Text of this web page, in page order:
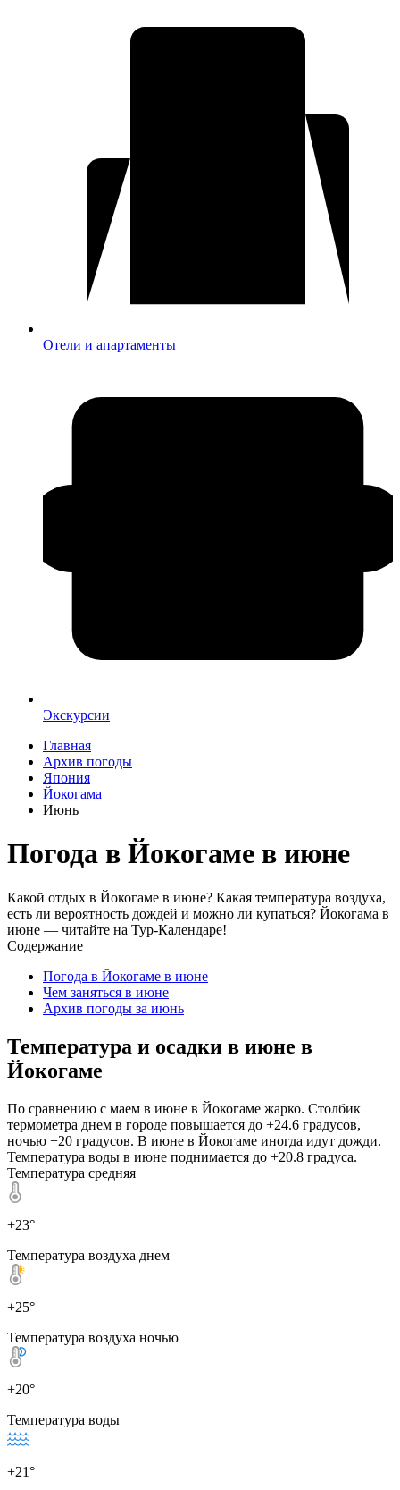
Отели и апартаменты
Экскурсии
Главная
Архив погоды
Япония
Йокогама
Июнь
Погода в Йокогаме в июне
Какой отдых в Йокогаме в июне? Какая температура воздуха,
есть ли вероятность дождей и можно ли купаться? Йокогама в
июне — читайте на Тур-Календаре!
Содержание
Погода в Йокогаме в июне
Чем заняться в июне
Архив погоды за июнь
Температура и осадки в июне в
Йокогаме
По сравнению с маем в июне в Йокогаме жарко. Столбик
термометра днем в городе повышается до +24.6 градусов,
ночью +20 градусов. В июне в Йокогаме иногда идут дожди.
Температура воды в июне поднимается до +20.8 градуса.
Температура средняя
+23°
Температура воздуха днем
+25°
Температура воздуха ночью
+20°
Температура воды
+21°